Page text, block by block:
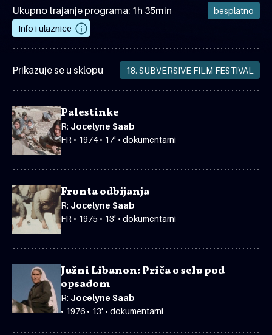
Ukupno trajanje programa: 1h 35min
besplatno
Info i ulaznice
Prikazuje se u sklopu 18. SUBVERSIVE FILM FESTIVAL
Palestinke
R: Jocelyne Saab
FR • 1974 • 17' • dokumentarni
Fronta odbijanja
R: Jocelyne Saab
FR • 1975 • 13' • dokumentarni
Južni Libanon: Priča o selu pod
opsadom
R: Jocelyne Saab
• 1976 • 13' • dokumentarni